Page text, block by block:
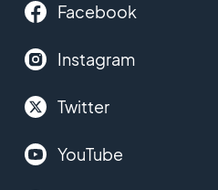
Facebook
Instagram
Twitter
YouTube